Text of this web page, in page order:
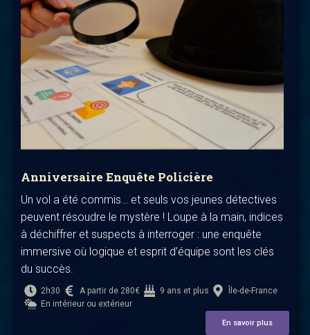
Anniversaire Enquête Policière
Un vol a été commis… et seuls vos jeunes détectives
peuvent résoudre le mystère ! Loupe à la main, indices
à déchiffrer et suspects à interroger : une enquête
immersive où logique et esprit d’équipe sont les clés
du succès.
2h30 A partir de 280€ 9 ans et plus
Île-de-France
En intérieur ou extérieur
En savoir plus